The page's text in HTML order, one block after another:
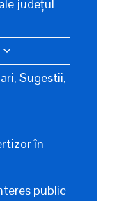
județul
Sugestii,
în
public